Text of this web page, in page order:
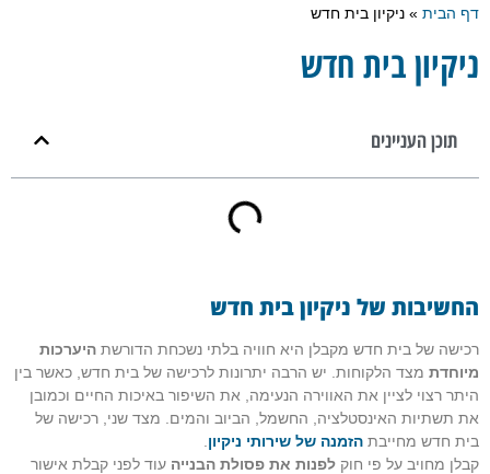
דף הבית » ניקיון בית חדש
ניקיון בית חדש
תוכן העניינים
החשיבות של ניקיון בית חדש
רכישה של בית חדש מקבלן היא חוויה בלתי נשכחת הדורשת היערכות
מיוחדת מצד הלקוחות. יש הרבה יתרונות לרכישה של בית חדש, כאשר בין
היתר רצוי לציין את האווירה הנעימה, את השיפור באיכות החיים וכמובן
את תשתיות האינסטלציה, החשמל, הביוב והמים. מצד שני, רכישה של
בית חדש מחייבת הזמנה של שירותי ניקיון
קבלן מחויב על פי חוק לפנות את פסולת הבנייה עוד לפני קבלת אישור